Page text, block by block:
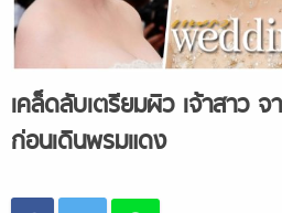
เคล็ดลับเตรียมผิว เจ้าสาว จ
ก่อนเดินพรมแดง